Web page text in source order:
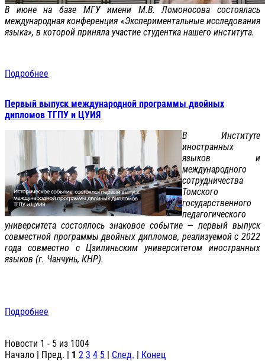
В июне на базе МГУ имени М.В. Ломоносова состоялась
международная конференция «Экспериментальные исследования
языка», в которой приняла участие студентка нашего института.
Подробнее
Первый выпуск международной программы двойных
дипломов ТГПУ и ЦУИЯ
В Институте
иностранных
языков и
международного
сотрудничества
Томского
государственного
педагогического
университета состоялось знаковое событие — первый выпуск
совместной программы двойных дипломов, реализуемой с 2022
года совместно с Цзилиньским университетом иностранных
языков (г. Чанчунь, КНР).
Подробнее
Новости 1 - 5 из 1004
Начало | Пред. | 1 2 3 4 5 | След. | Конец